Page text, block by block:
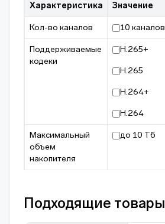
Характеристика Значение
Кол-во каналов 10 каналов
Поддерживаемые
кодеки
H.265+
H.265
H.264+
H.264
Максимальный
объем
накопителя
до 10 Тб
Подходящие товары